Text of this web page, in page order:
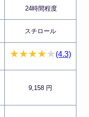
24時間程度
スチロール
(4.3)
9,158 円